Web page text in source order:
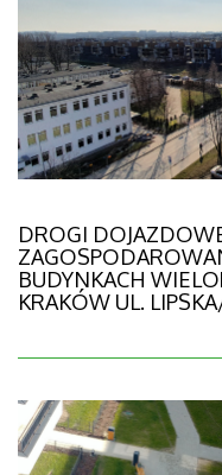
DROGI
BUDYNKACH
KRAKÓW UL.